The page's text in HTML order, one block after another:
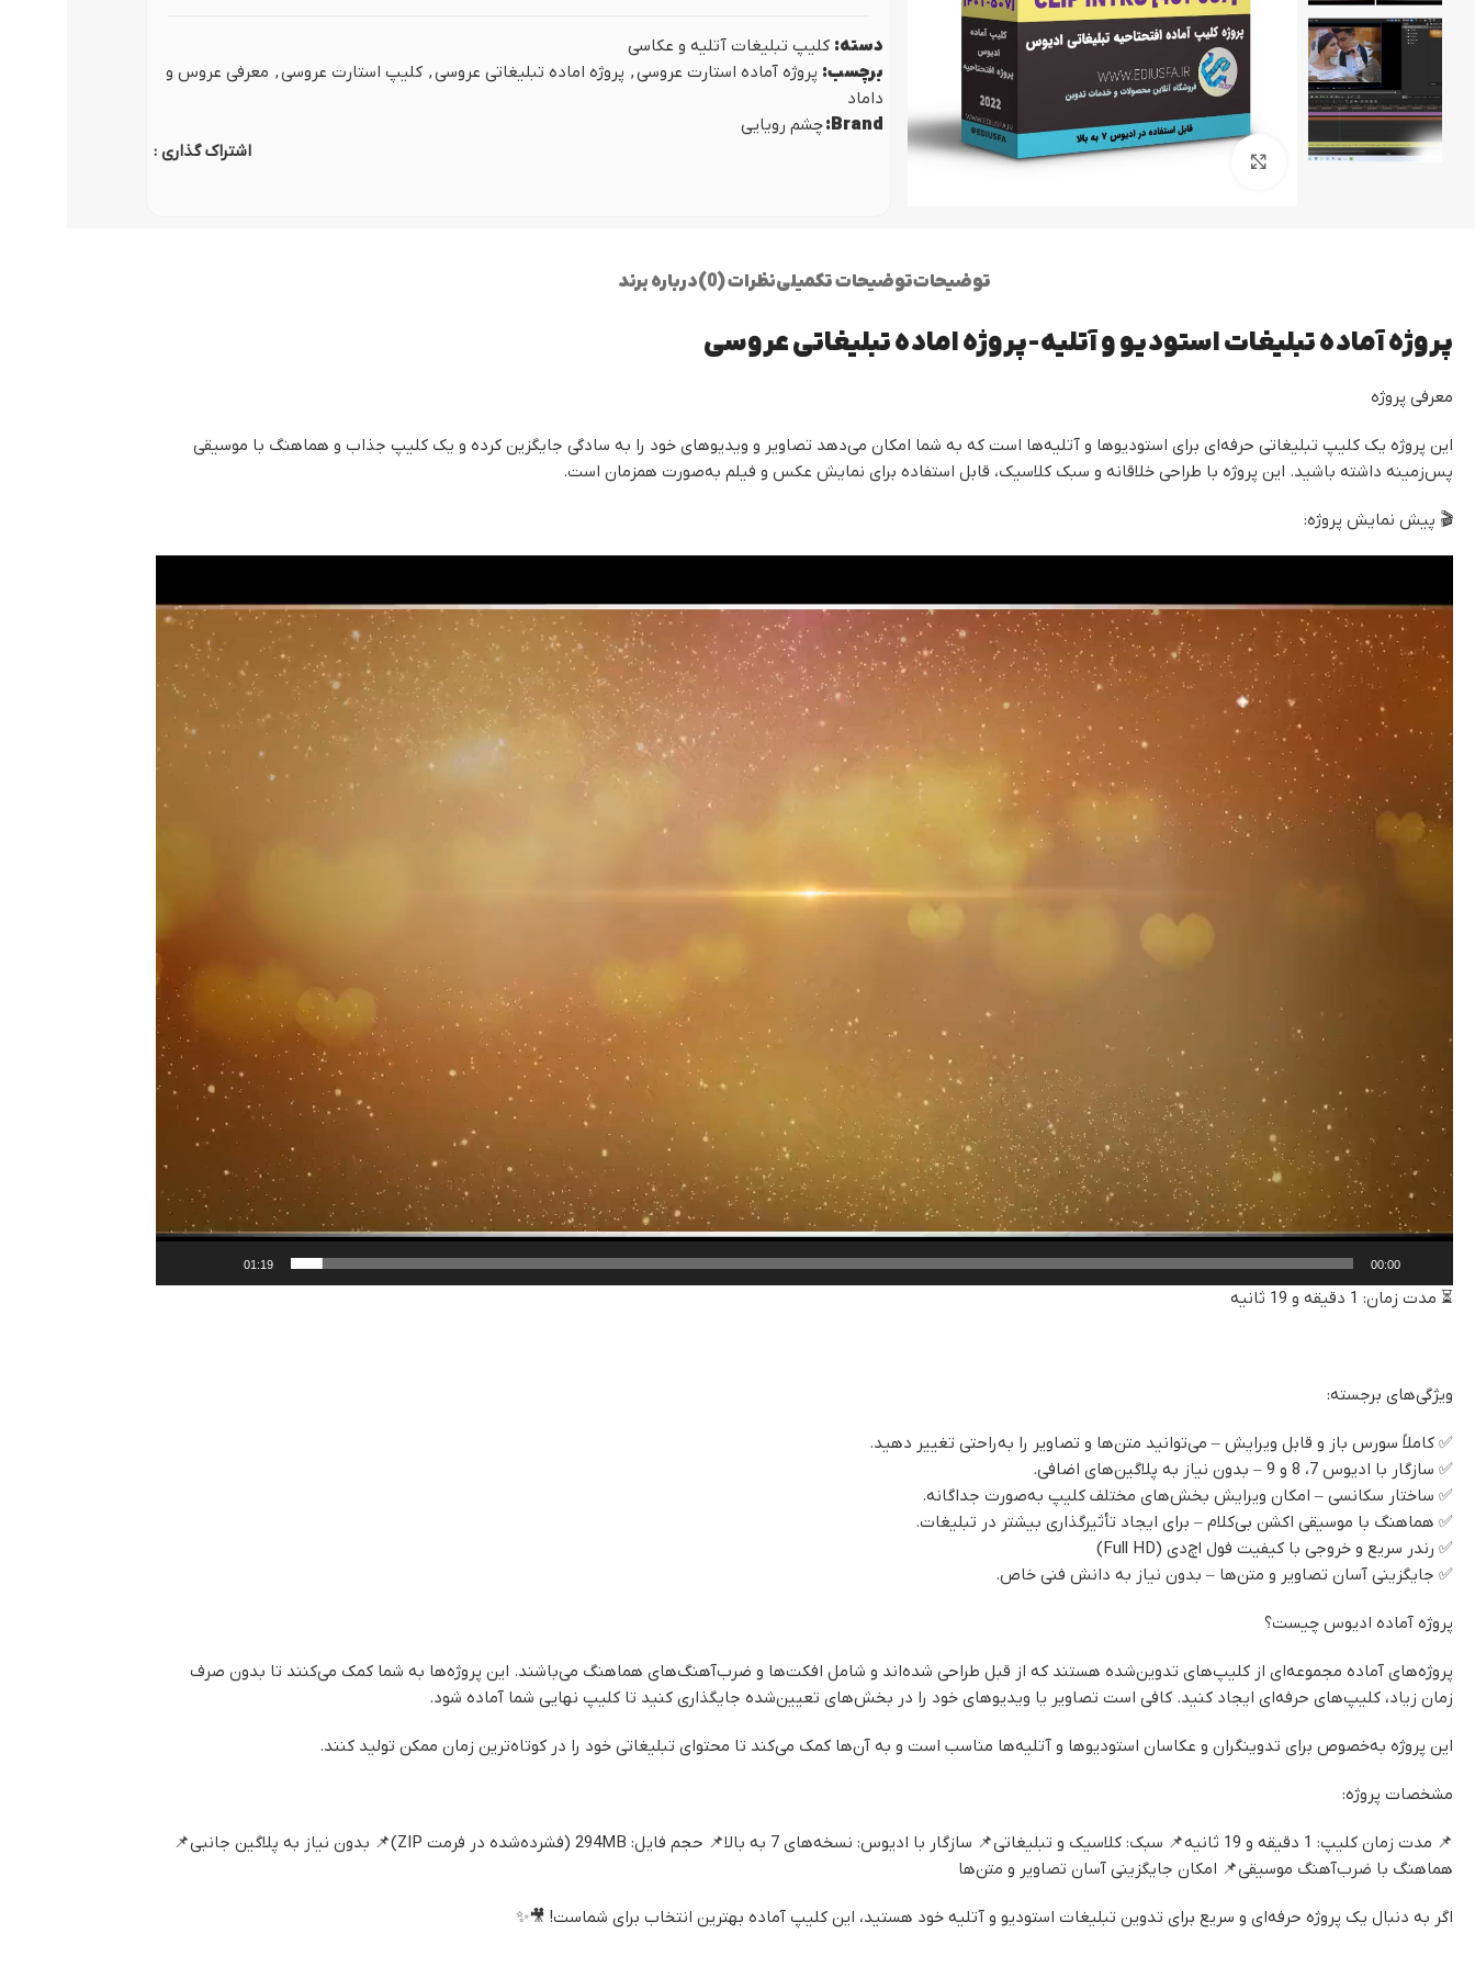
کلیپ تیتراژ پایان عروسیدسته: کلیپ تبلیغات آتلیه و عکاسی
برچسب: پروژه آماده استارت عروسی, پروژه اماده تبلیغاتی عروسی, کلیپ استارت عروسی, معرفی عروس و
داماد
Brand: چشم رویایی
اشتراک گذاری :
توضیحاتتوضیحات تکمیلینظرات (0) درباره برند
پروژه آماده تبلیغات استودیو و آتلیه-پروژه اماده تبلیغاتی عروسی
معرفی پروژه
این پروژه یک کلیپ تبلیغاتی حرفه‌ای برای استودیوها و آتلیه‌ها است که به شما امکان می‌دهد تصاویر و ویدیوهای خود را به سادگی جایگزین کرده و یک کلیپ جذاب و هماهنگ با موسیقی
پس‌زمینه داشته باشید. این پروژه با طراحی خلاقانه و سبک کلاسیک، قابل استفاده برای نمایش عکس و فیلم به‌صورت همزمان است.
🎬 پیش نمایش پروژه:
00:00
01:19
⏳ مدت زمان: 1 دقیقه و 19 ثانیه
ویژگی‌های برجسته:
✅ کاملاً سورس باز و قابل ویرایش – می‌توانید متن‌ها و تصاویر را به‌راحتی تغییر دهید.
✅ سازگار با ادیوس 7، 8 و 9 – بدون نیاز به پلاگین‌های اضافی.
✅ ساختار سکانسی – امکان ویرایش بخش‌های مختلف کلیپ به‌صورت جداگانه.
✅ هماهنگ با موسیقی اکشن بی‌کلام – برای ایجاد تأثیرگذاری بیشتر در تبلیغات.
✅ رندر سریع و خروجی با کیفیت فول اچ‌دی (Full HD)
✅ جایگزینی آسان تصاویر و متن‌ها – بدون نیاز به دانش فنی خاص.
پروژه آماده ادیوس چیست؟
پروژه‌های آماده مجموعه‌ای از کلیپ‌های تدوین‌شده هستند که از قبل طراحی شده‌اند و شامل افکت‌ها و ضرب‌آهنگ‌های هماهنگ می‌باشند. این پروژه‌ها به شما کمک می‌کنند تا بدون صرف
زمان زیاد، کلیپ‌های حرفه‌ای ایجاد کنید. کافی است تصاویر یا ویدیوهای خود را در بخش‌های تعیین‌شده جایگذاری کنید تا کلیپ نهایی شما آماده شود.
این پروژه به‌خصوص برای تدوینگران و عکاسان استودیوها و آتلیه‌ها مناسب است و به آن‌ها کمک می‌کند تا محتوای تبلیغاتی خود را در کوتاه‌ترین زمان ممکن تولید کنند.
مشخصات پروژه:
📌 مدت زمان کلیپ: 1 دقیقه و 19 ثانیه📌 سبک: کلاسیک و تبلیغاتی📌 سازگار با ادیوس: نسخه‌های 7 به بالا📌 حجم فایل: 294MB (فشرده‌شده در فرمت ZIP)📌 بدون نیاز به پلاگین جانبی📌
هماهنگ با ضرب‌آهنگ موسیقی📌 امکان جایگزینی آسان تصاویر و متن‌ها
اگر به دنبال یک پروژه حرفه‌ای و سریع برای تدوین تبلیغات استودیو و آتلیه خود هستید، این کلیپ آماده بهترین انتخاب برای شماست! 🎥✨